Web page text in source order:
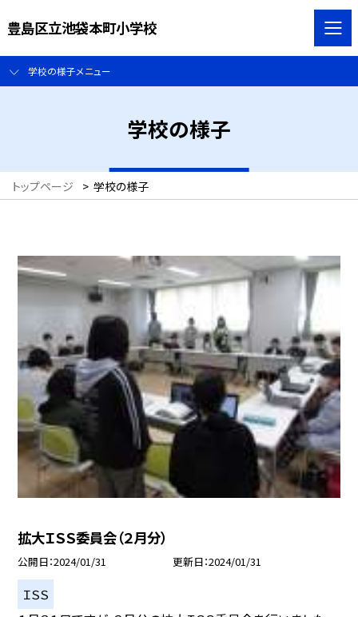
豊島区立池袋本町小学校
学校の様子メニュー
学校の様子
トップページ > 学校の様子
拡大ＩＳＳ委員会（２月分）
公開日 2024/01/31 更新日 2024/01/31
ＩＳＳ